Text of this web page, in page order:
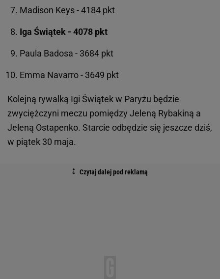
Madison Keys - 4184 pkt
Iga Świątek - 4078 pkt
Paula Badosa - 3684 pkt
Emma Navarro - 3649 pkt
Kolejną rywalką Igi Świątek w Paryżu będzie
zwyciężczyni meczu pomiędzy Jeleną Rybakiną a
Jeleną Ostapenko. Starcie odbędzie się jeszcze dziś,
w piątek 30 maja.